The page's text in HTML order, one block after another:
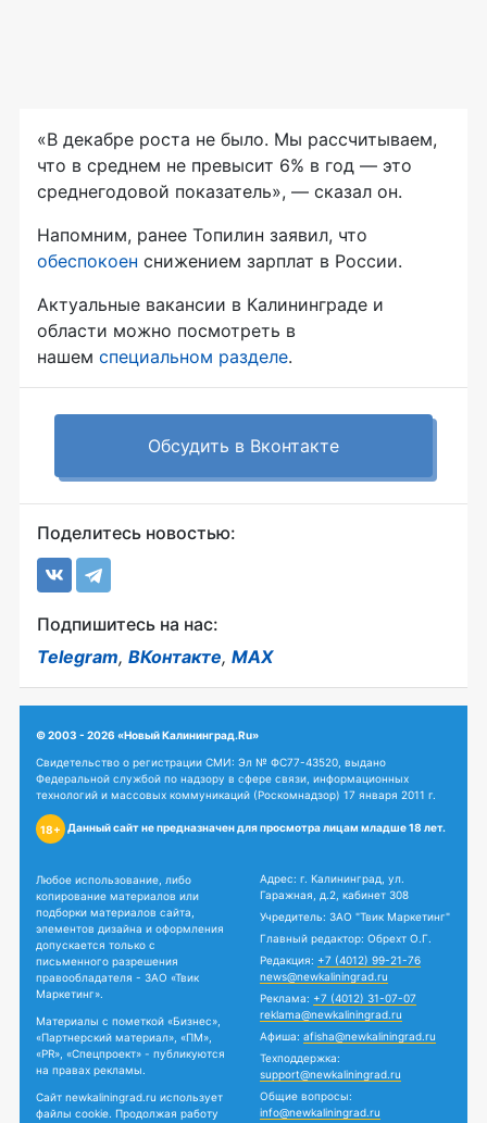
«В декабре роста не было. Мы рассчитываем,
что в среднем не превысит 6% в год — это
среднегодовой показатель», — сказал он.
Напомним, ранее Топилин заявил, что
обеспокоен снижением зарплат в России.
Актуальные вакансии в Калининграде и
области можно посмотреть в
нашем специальном разделе.
Обсудить в Вконтакте
Поделитесь новостью:
Подпишитесь на нас:
Telegram, ВКонтакте, MAX
© 2003 - 2026 «Новый Калининград.Ru»
Свидетельство о регистрации СМИ: Эл № ФС77-43520, выдано
Федеральной службой по надзору в сфере связи, информационных
технологий и массовых коммуникаций (Роскомнадзор) 17 января 2011 г.
18+ Данный сайт не предназначен для просмотра лицам младше 18 лет.
Любое использование, либо
копирование материалов или
подборки материалов сайта,
элементов дизайна и оформления
допускается только с
письменного разрешения
правообладателя - ЗАО «Твик
Маркетинг».
Материалы с пометкой «Бизнес»,
«Партнерский материал», «ПМ»,
«PR», «Спецпроект» - публикуются
на правах рекламы.
Сайт newkaliningrad.ru использует
файлы cookie. Продолжая работу
Адрес: г. Калининград, ул.
Гаражная, д.2, кабинет 308
Учредитель: ЗАО "Твик Маркетинг"
Главный редактор: Обрехт О.Г.
Редакция: +7 (4012) 99-21-76
news@newkaliningrad.ru
Реклама: +7 (4012) 31-07-07
reklama@newkaliningrad.ru
Афиша: afisha@newkaliningrad.ru
Техподдержка:
support@newkaliningrad.ru
Общие вопросы:
info@newkaliningrad.ru